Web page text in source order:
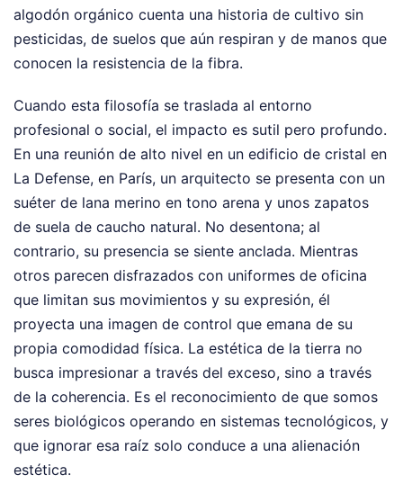
algodón orgánico cuenta una historia de cultivo sin
pesticidas, de suelos que aún respiran y de manos que
conocen la resistencia de la fibra.
Cuando esta filosofía se traslada al entorno
profesional o social, el impacto es sutil pero profundo.
En una reunión de alto nivel en un edificio de cristal en
La Defense, en París, un arquitecto se presenta con un
suéter de lana merino en tono arena y unos zapatos
de suela de caucho natural. No desentona; al
contrario, su presencia se siente anclada. Mientras
otros parecen disfrazados con uniformes de oficina
que limitan sus movimientos y su expresión, él
proyecta una imagen de control que emana de su
propia comodidad física. La estética de la tierra no
busca impresionar a través del exceso, sino a través
de la coherencia. Es el reconocimiento de que somos
seres biológicos operando en sistemas tecnológicos, y
que ignorar esa raíz solo conduce a una alienación
estética.